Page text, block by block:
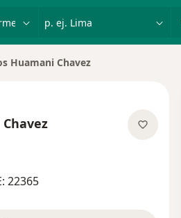
Huamani Chavez
22365